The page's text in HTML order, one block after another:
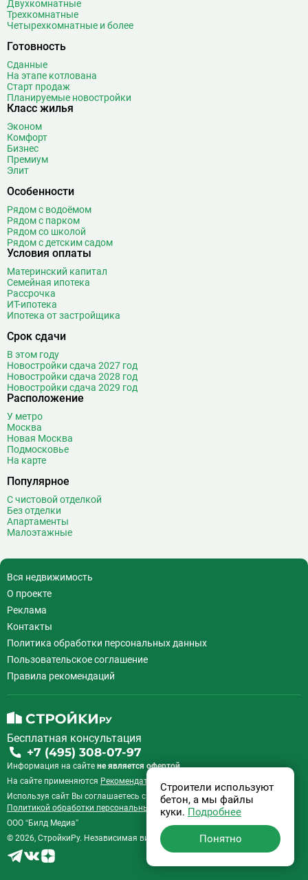
Двухкомнатные
Трехкомнатные
Четырехкомнатные и более
Готовность
Сданные
На этапе котлована
Старт продаж
Планируемые новостройки
Класс жилья
Эконом
Комфорт
Бизнес
Премиум
Элит
Особенности
Рядом с водоёмом
Рядом с парком
Рядом со школой
Рядом с детским садом
Условия оплаты
Материнский капитал
Семейная ипотека
Рассрочка
ИТ-ипотека
Ипотека от застройщика
Срок сдачи
В этом году
Новостройки сдача 2027 год
Новостройки сдача 2028 год
Новостройки сдача 2029 год
Расположение
У метро
Москва
Новая Москва
Подмосковье
На карте
Популярное
С чистовой отделкой
Без отделки
Апартаменты
Малоэтажные
Вся недвижимость
О проекте
Реклама
Контакты
Политика обработки персональных данных
Пользовательское соглашение
Правила рекомендаций
Бесплатная консультация
+7 (495) 308-07-97
Информация на сайте не является офертой.
На сайте применяются Рекомендательные технологии
Используя сайт Вы соглашаетесь с
Пользовательским соглашением
Политикой обработки персональных данных
ООО “Билд Медиа”
© 2026, СтройкиРу. Независимая витрина недвижимости России.
Строители используют
бетон, а мы файлы
куки. Подробнее
Понятно